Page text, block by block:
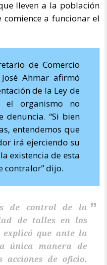
lleven a la población
a funcionar el
de Comercio
Ahmar afirmó
de la Ley de
el organismo no
“Si bien
entendemos que
irá ejerciendo su
existencia de esta
contralor” dijo.
de control de la
de talles en los
explicó que ante la
única manera de
de oficio.